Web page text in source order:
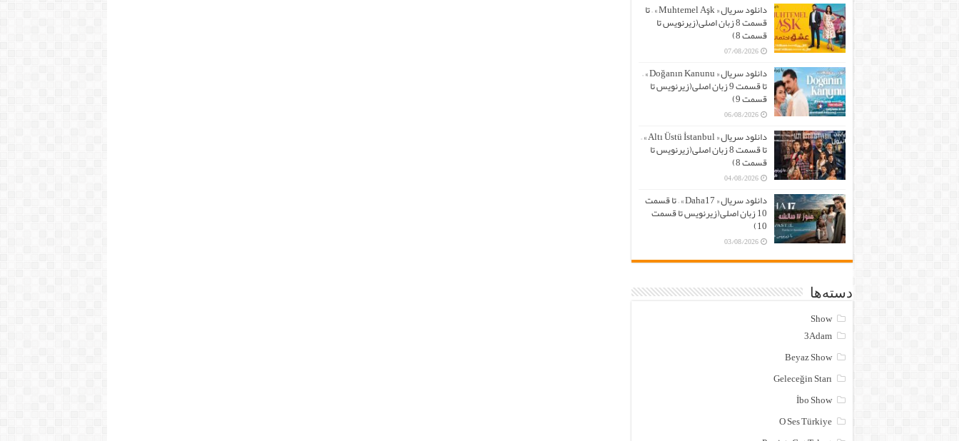
دانلود سریال « Muhtemel Aşk » – تا
قسمت 8 زبان اصلی(زیرنویس تا
قسمت 8)
07/08/2026
دانلود سریال « Doğanın Kanunu » –
تا قسمت 9 زبان اصلی(زیرنویس تا
قسمت 9)
06/08/2026
دانلود سریال « Altı Üstü İstanbul » –
تا قسمت 8 زبان اصلی(زیرنویس تا
قسمت 8)
04/08/2026
دانلود سریال « Daha17 » – تا قسمت
10 زبان اصلی(زیرنویس تا قسمت
10)
03/08/2026
دسته‌ها
Show
3Adam
Beyaz Show
Geleceğin Starı
İbo Show
O Ses Türkiye